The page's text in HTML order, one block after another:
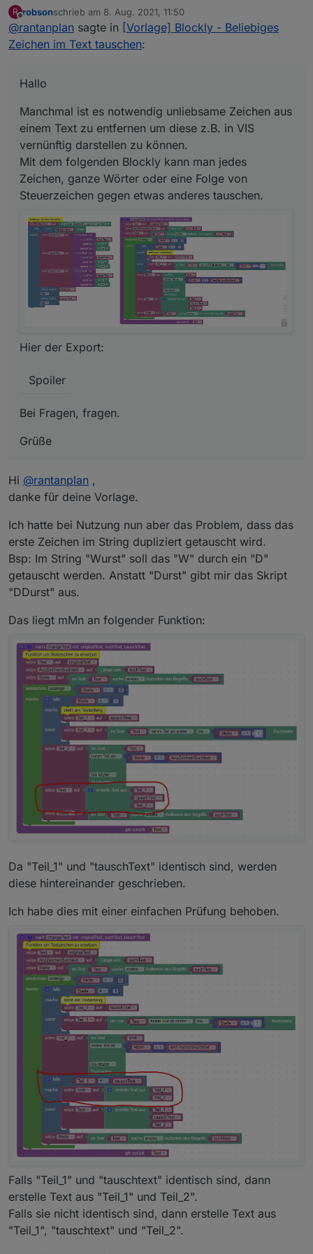
Manchmal ist es notwendig unliebsame Zeichen aus
einem Text zu entfernen um diese z.B. in VIS
vernünftig darstellen zu können.
Der von@robson
Hier der geänderte Export:
Bei Fragen, fragen.
Grüße
R
Offline
robsonschrieb am 8. Aug. 2021, 11:50
zuletzt editiert von
@rantanplan sagte in [Vorlage] Blockly - Beliebiges
Zeichen im Text tauschen:
Hallo
Manchmal ist es notwendig unliebsame Zeichen aus
einem Text zu entfernen um diese z.B. in VIS
vernünftig darstellen zu können.
Mit dem folgenden Blockly kann man jedes
Zeichen, ganze Wörter oder eine Folge von
Steuerzeichen gegen etwas anderes tauschen.
Hier der Export:
Spoiler
Bei Fragen, fragen.
Grüße
Hi @rantanplan ,
danke für deine Vorlage.
Ich hatte bei Nutzung nun aber das Problem, dass das
erste Zeichen im String dupliziert getauscht wird.
Bsp: Im String "Wurst" soll das "W" durch ein "D"
getauscht werden. Anstatt "Durst" gibt mir das Skript
"DDurst" aus.
Das liegt mMn an folgender Funktion:
Da "Teil_1" und "tauschText" identisch sind, werden
diese hintereinander geschrieben.
Ich habe dies mit einer einfachen Prüfung behoben.
Falls "Teil_1" und "tauschtext" identisch sind, dann
erstelle Text aus "Teil_1" und Teil_2".
Falls sie nicht identisch sind, dann erstelle Text aus
"Teil_1", "tauschtext" und "Teil_2".